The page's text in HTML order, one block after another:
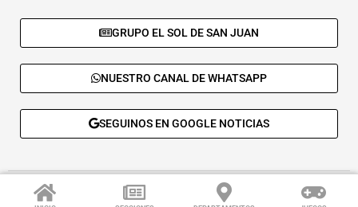
GRUPO EL SOL DE SAN JUAN
NUESTRO CANAL DE WHATSAPP
SEGUINOS EN GOOGLE NOTICIAS
© 2026 - El Sol de San Juan. Todos los derechos reservados. |